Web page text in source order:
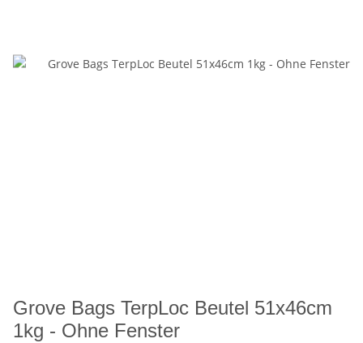
Grove Bags TerpLoc Beutel 51x46cm
1kg - Ohne Fenster